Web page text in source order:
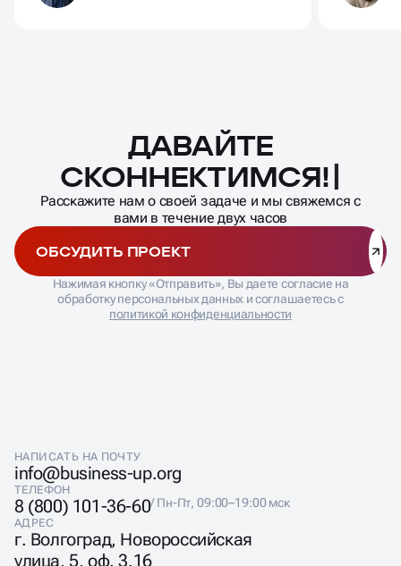
Масштабирование
процесса
ДАВАЙТЕ
СКОННЕКТИМСЯ!
Расскажите нам о своей задаче и мы свяжемся с
вами в течение двух часов
ОБСУДИТЬ ПРОЕКТ
Нажимая кнопку «Отправить», Вы даете согласие на
обработку персональных данных и соглашаетесь с
политикой конфиденциальности
НАПИСАТЬ НА ПОЧТУ
info@business-up.org
ТЕЛЕФОН
8 (800) 101-36-60/ Пн-Пт, 09:00–19:00 мск
АДРЕС
г. Волгоград, Новороссийская
улица, 5, оф. 3.16